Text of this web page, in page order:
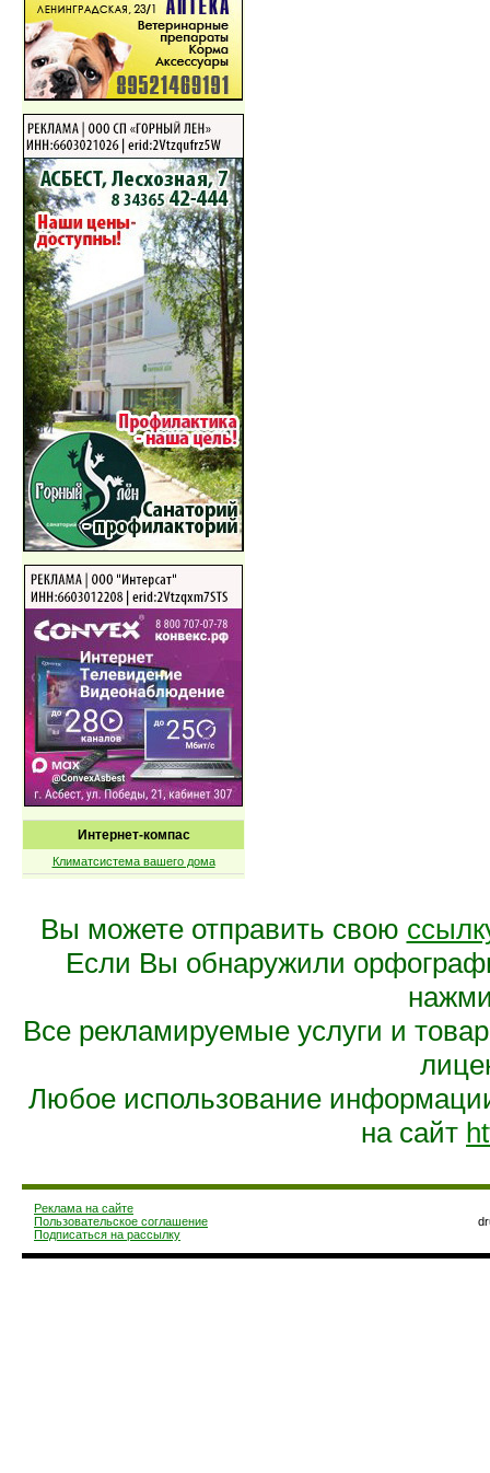
Интернет-компас
Климатсистема вашего дома
Вы можете отправить свою
Если Вы обнаружили
Все рекламируемые услуги и
Любое использование
на сайт
Реклама на сайте
Пользовательское соглашение
Подписаться на рассылку